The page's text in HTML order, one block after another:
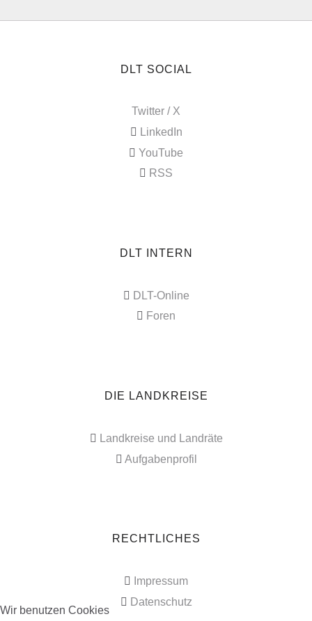
DLT SOCIAL
Twitter / X
LinkedIn
YouTube
RSS
DLT INTERN
DLT-Online
Foren
DIE LANDKREISE
Landkreise und Landräte
Aufgabenprofil
RECHTLICHES
Impressum
Datenschutz
Wir benutzen Cookies